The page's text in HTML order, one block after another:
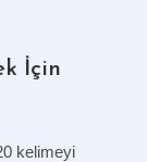
İçin
kelimeyi